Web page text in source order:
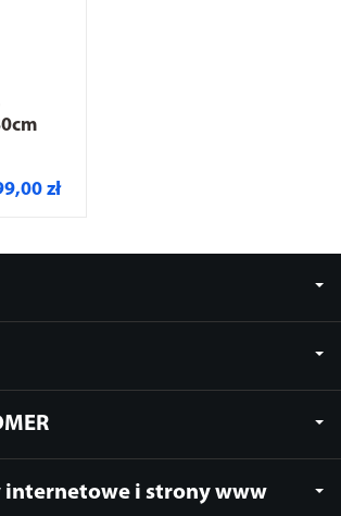
zł
internetowe i strony www